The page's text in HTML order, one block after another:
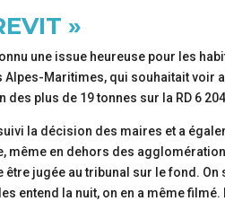
»
une issue heureuse pour les
Maritimes, qui souhaitait voir
plus de 19 tonnes sur la RD 6
la décision des maires et a
même en dehors des
être jugée au tribunal sur le fond.
entend la nuit, on en a même